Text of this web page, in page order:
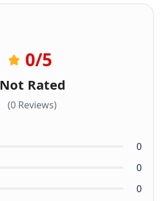
0/5
Not Rated
(0 Reviews)
0
0
0